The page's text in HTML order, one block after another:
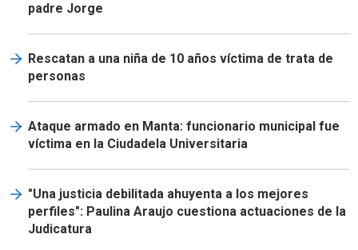
padre Jorge
Rescatan a una niña de 10 años víctima de trata de
personas
Ataque armado en Manta: funcionario municipal fue
víctima en la Ciudadela Universitaria
"Una justicia debilitada ahuyenta a los mejores
perfiles": Paulina Araujo cuestiona actuaciones de la
Judicatura